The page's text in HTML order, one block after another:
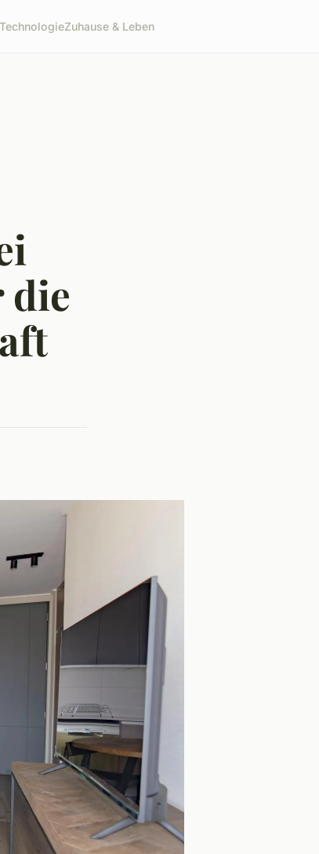
TechnologieZuhause & Leben
die